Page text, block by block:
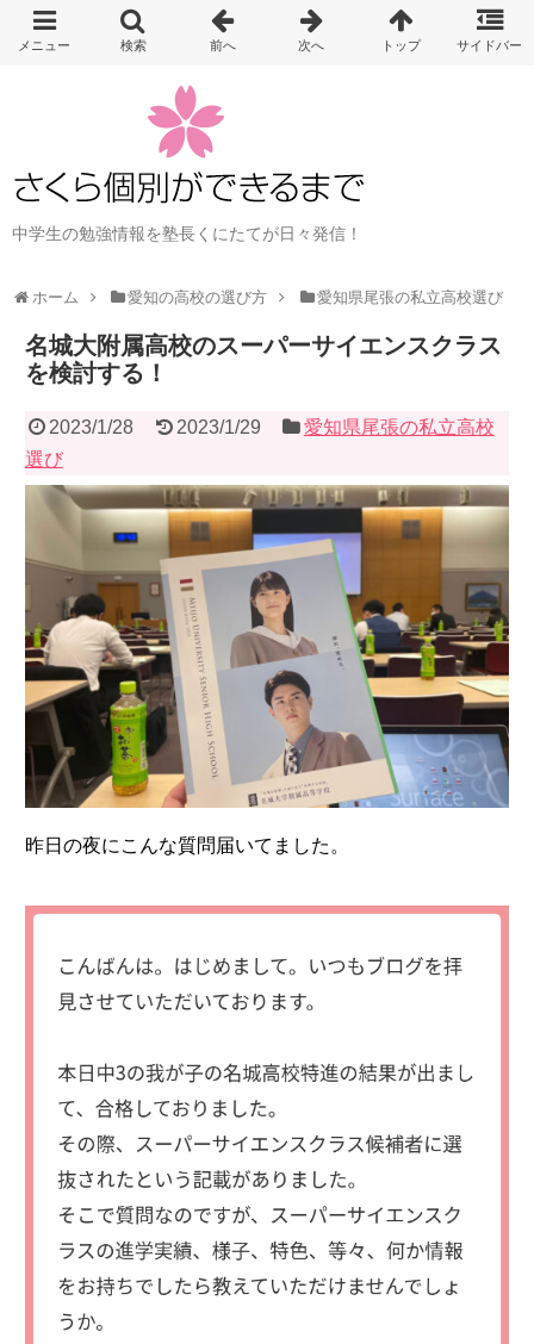
中学生の勉強情報を塾長くにたてが日々発信！
ホーム 愛知の高校の選び方 愛知県尾張の私立高校選び
名城大附属高校のスーパーサイエンスクラス
を検討する！
2023/1/28 2023/1/29
愛知県尾張の私立高校
選び
昨日の夜にこんな質問届いてました。